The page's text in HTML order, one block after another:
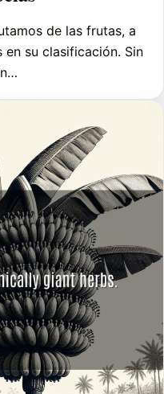
de las frutas, a
en su clasificación. Sin